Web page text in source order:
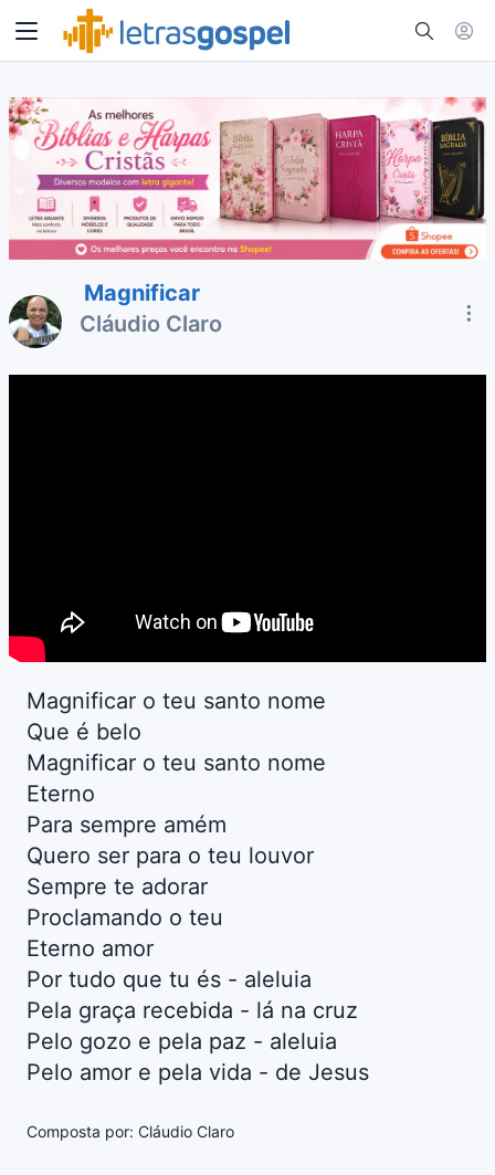
Magnificar
Cláudio Claro
Magnificar o teu santo nome
Que é belo
Magnificar o teu santo nome
Eterno
Para sempre amém
Quero ser para o teu louvor
Sempre te adorar
Proclamando o teu
Eterno amor
Por tudo que tu és - aleluia
Pela graça recebida - lá na cruz
Pelo gozo e pela paz - aleluia
Pelo amor e pela vida - de Jesus
Composta por: Cláudio Claro